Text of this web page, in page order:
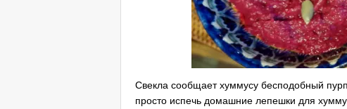
Свекла сообщает хуммусу бесподобный
просто испечь домашние лепешки для